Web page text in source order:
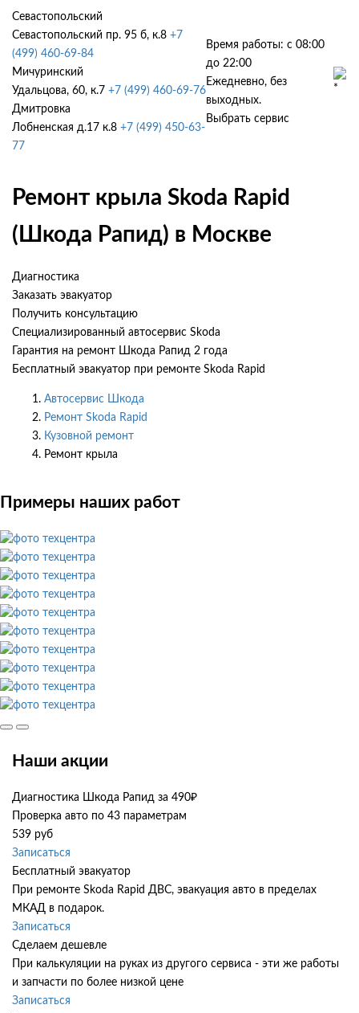
Севастопольский
Севастопольский пр. 95 б, к.8 +7
(499) 460-69-84
Мичуринский
Удальцова, 60, к.7 +7 (499) 460-69-76
Дмитровка
Лобненская д.17 к.8 +7 (499) 450-63-
77
Время работы: с 08:00
до 22:00
Ежедневно, без
выходных.
Выбрать сервис
Ремонт крыла Skoda Rapid
(Шкода Рапид) в Москве
Диагностика
Заказать эвакуатор
Получить консультацию
Специализированный автосервис Skoda
Гарантия на ремонт Шкода Рапид 2 года
Бесплатный эвакуатор при ремонте Skoda Rapid
Автосервис Шкода
Ремонт Skoda Rapid
Кузовной ремонт
Ремонт крыла
Примеры наших работ
Наши акции
Диагностика Шкода Рапид за 490₽
Проверка авто по 43 параметрам
539 руб
Записаться
Бесплатный эвакуатор
При ремонте Skoda Rapid ДВС, эвакуация авто в пределах
МКАД в подарок.
Записаться
Сделаем дешевле
При калькуляции на руках из другого сервиса - эти же работы
и запчасти по более низкой цене
Записаться